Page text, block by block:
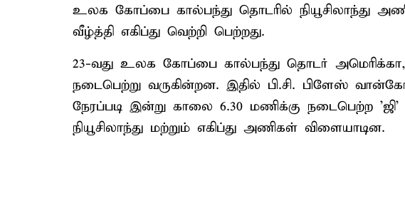
உலக கோப்பை கால்பந்து தொடரில் நியூசிலாந்து
வீழ்த்தி எகிப்து வெற்றி பெற்றது.
23-வது உலக கோப்பை கால்பந்து தொடர்
நடைபெற்று வருகின்றன. இதில் பி.சி. பிளேஸ்
நேரப்படி இன்று காலை 6.30 மணிக்கு நடைபெற்ற 'ஜி'
நியூசிலாந்து மற்றும் எகிப்து அணிகள் விளையாடின.